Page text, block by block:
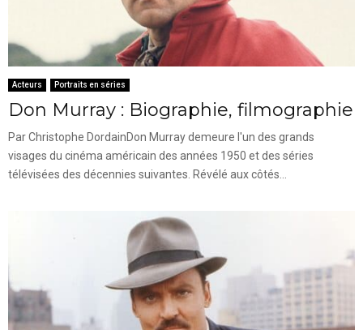
Acteurs Portraits en séries
Don Murray : Biographie, filmographie
Par Christophe DordainDon Murray demeure l'un des grands
visages du cinéma américain des années 1950 et des séries
télévisées des décennies suivantes. Révélé aux côtés...